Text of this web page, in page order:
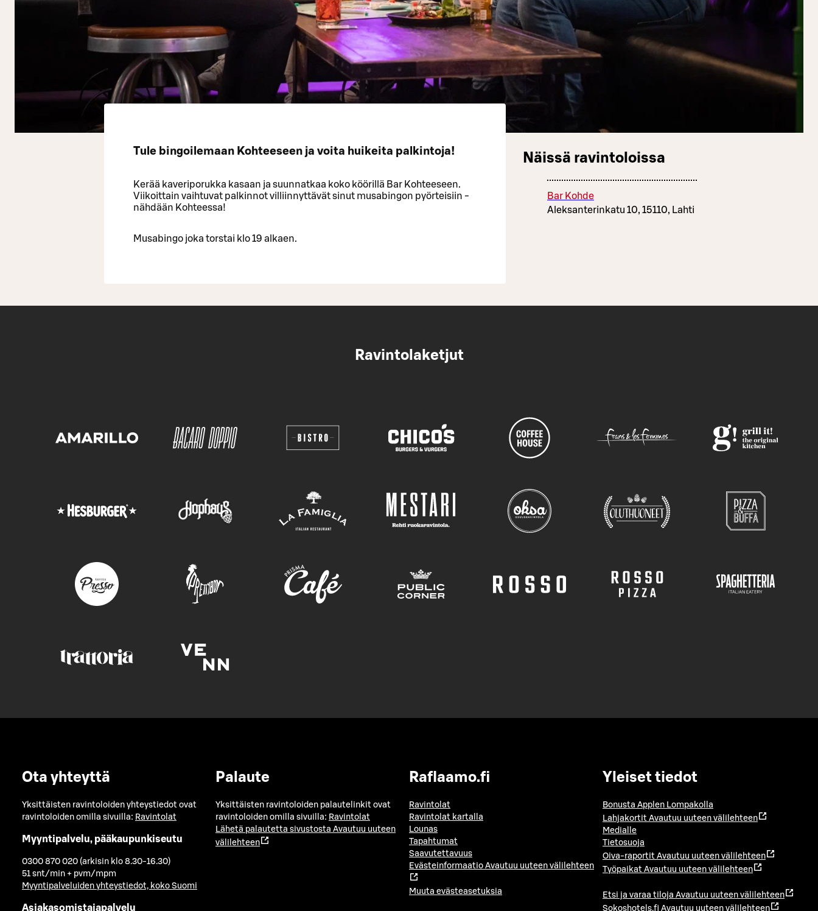
Tule bingoilemaan Kohteeseen ja voita huikeita palkintoja!
Kerää kaveriporukka kasaan ja suunnatkaa koko köörillä Bar Kohteeseen.
Viikoittain vaihtuvat palkinnot villiinnyttävät sinut musabingon pyörteisiin -
nähdään Kohteessa!
Musabingo joka torstai klo 19 alkaen.
Näissä ravintoloissa
Bar Kohde
Aleksanterinkatu 10, 15110, Lahti
Ravintolaketjut
Ota yhteyttä
Yksittäisten ravintoloiden yhteystiedot ovat
ravintoloiden omilla sivuilla: Ravintolat
Myyntipalvelu, pääkaupunkiseutu
0300 870 020 (arkisin klo 8.30-16.30)
51 snt/min + pvm/mpm
Myyntipalveluiden yhteystiedot, koko Suomi
Asiakasomistajapalvelu
Palaute
Yksittäisten ravintoloiden palautelinkit ovat
ravintoloiden omilla sivuilla: Ravintolat
Lähetä palautetta sivustosta Avautuu uuteen
välilehteen
Raflaamo.fi
Ravintolat
Ravintolat kartalla
Lounas
Tapahtumat
Saavutettavuus
Evästeinformaatio Avautuu uuteen välilehteen
Muuta evästeasetuksia
Yleiset tiedot
Bonusta Applen Lompakolla
Lahjakortit Avautuu uuteen välilehteen
Medialle
Tietosuoja
Oiva-raportit Avautuu uuteen välilehteen
Työpaikat Avautuu uuteen välilehteen
Etsi ja varaa tiloja Avautuu uuteen välilehteen
Sokoshotels.fi Avautuu uuteen välilehteen